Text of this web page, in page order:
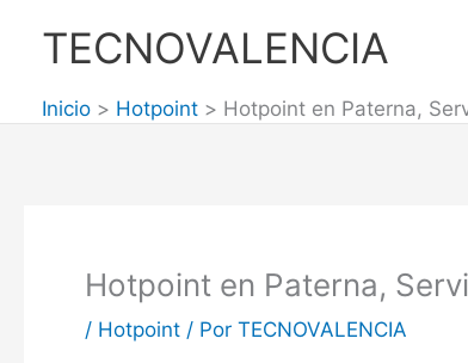
TECNOVALENCIA
Inicio Hotpoint Hotpoint en Paterna,
Hotpoint en Paterna,
/ Hotpoint / Por TECNOVALENCIA